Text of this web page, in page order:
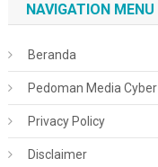
NAVIGATION MENU
Beranda
Pedoman Media Cyber
Privacy Policy
Disclaimer